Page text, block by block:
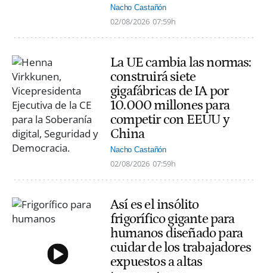
Nacho Castañón
02/08/2026 07:59h
La UE cambia las normas:
construirá siete
gigafábricas de IA por
10.000 millones para
competir con EEUU y
China
Nacho Castañón
02/08/2026 07:59h
Así es el insólito
frigorífico gigante para
humanos diseñado para
cuidar de los trabajadores
expuestos a altas